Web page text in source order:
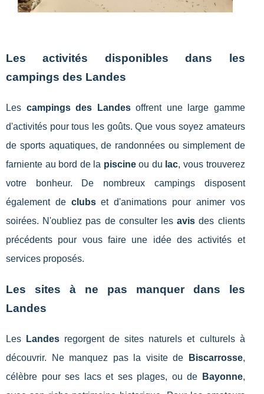
Les activités disponibles dans les
campings des Landes
Les campings des Landesoffrent une large gamme
d'activités pour tous les goûts. Que vous soyez amateurs
de sports aquatiques, de randonnées ou simplement de
farniente au bord de la piscineou du lac, vous trouverez
votre bonheur. De nombreux campings disposent
également de clubset d'animations pour animer vos
soirées. N'oubliez pas de consulter lesavis des clients
précédents pour vous faire une idée des activités et
services proposés.
Les sites à ne pas manquer dans les
Landes
Les Landes regorgent de sites naturels et culturels à
découvrir. Ne manquez pas la visite de
Biscarrosse,
célèbre pour ses lacs et ses plages, ou de
Bayonne,